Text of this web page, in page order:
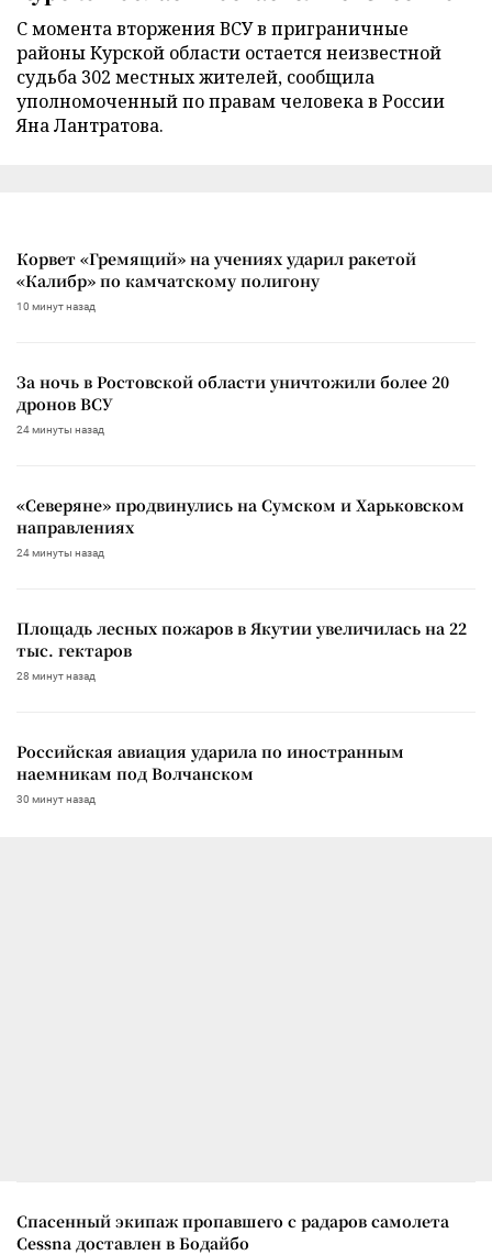
С момента вторжения ВСУ в приграничные
районы Курской области остается неизвестной
судьба 302 местных жителей, сообщила
уполномоченный по правам человека в России
Яна Лантратова.
Корвет «Гремящий» на учениях ударил ракетой
«Калибр» по камчатскому полигону
10 минут назад
За ночь в Ростовской области уничтожили более 20
дронов ВСУ
24 минуты назад
«Северяне» продвинулись на Сумском и Харьковском
направлениях
24 минуты назад
Площадь лесных пожаров в Якутии увеличилась на 22
тыс. гектаров
28 минут назад
Российская авиация ударила по иностранным
наемникам под Волчанском
30 минут назад
Спасенный экипаж пропавшего с радаров самолета
Cessna доставлен в Бодайбо